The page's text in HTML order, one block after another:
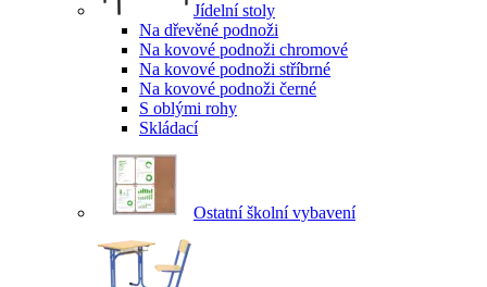
Jídelní stoly
Na dřevěné podnoži
Na kovové podnoži chromové
Na kovové podnoži stříbrné
Na kovové podnoži černé
S oblými rohy
Skládací
Ostatní školní vybavení